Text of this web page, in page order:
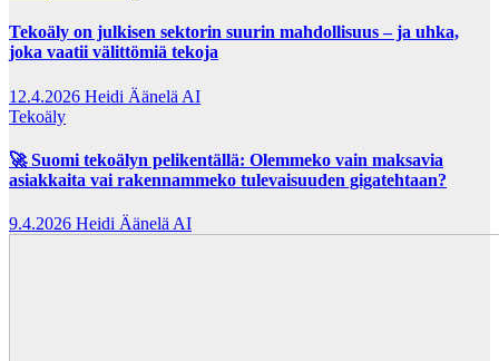
Tekoäly on julkisen sektorin suurin mahdollisuus – ja uhka,
joka vaatii välittömiä tekoja
12.4.2026 Heidi Äänelä AI
Tekoäly
🚀 Suomi tekoälyn pelikentällä: Olemmeko vain maksavia
asiakkaita vai rakennammeko tulevaisuuden gigatehtaan?
9.4.2026 Heidi Äänelä AI